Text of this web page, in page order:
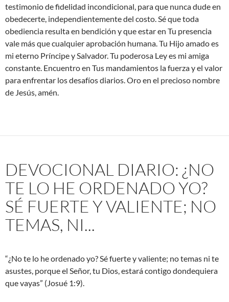
testimonio de fidelidad incondicional, para que nunca dude en
obedecerte, independientemente del costo. Sé que toda
obediencia resulta en bendición y que estar en Tu presencia
vale más que cualquier aprobación humana. Tu Hijo amado es
mi eterno Príncipe y Salvador. Tu poderosa Ley es mi amiga
constante. Encuentro en Tus mandamientos la fuerza y el valor
para enfrentar los desafíos diarios. Oro en el precioso nombre
de Jesús, amén.
DEVOCIONAL DIARIO: ¿NO
TE LO HE ORDENADO YO?
SÉ FUERTE Y VALIENTE; NO
TEMAS, NI...
“¿No te lo he ordenado yo? Sé fuerte y valiente; no temas ni te
asustes, porque el Señor, tu Dios, estará contigo dondequiera
que vayas” (Josué 1:9).